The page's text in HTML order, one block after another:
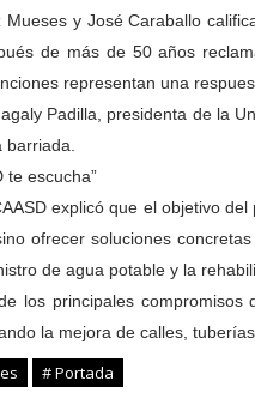
Mueses y José Caraballo
de más de 50 años
representan una
Padilla, presidenta de la
te escucha”
explicó que el objetivo
ofrecer soluciones
de agua potable y la
los principales
la mejora de calles,
# Portada